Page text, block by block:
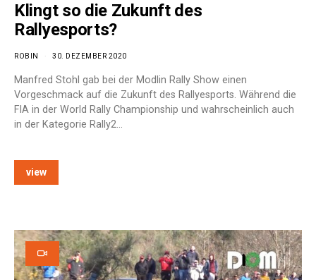
Klingt so die Zukunft des
Rallyesports?
ROBIN 30. DEZEMBER 2020
Manfred Stohl gab bei der Modlin Rally Show einen
Vorgeschmack auf die Zukunft des Rallyesports. Während die
FIA in der World Rally Championship und wahrscheinlich auch
in der Kategorie Rally2…
view